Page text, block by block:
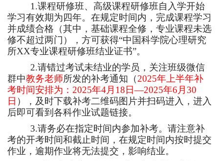
1.课程研修班、高级课程研修班自入学开始
学习有效期为四年。在规定时间内，完成课程学习
并成绩合格（其中，基础课程全修，专业课程未选
修不超过两门），方可获得“中国科学院心理研究
所XX专业课程研修班结业证书”。
2.请错过考试未结业的学员，关注班级微信
群中教务老师所发的补考通知（2025年上半年补
考时间安排为： 2025年4月 18日—2025年6 月 30
日 ），及时下载补考二维码图片并扫码进入，进入
后即可看到各科作业试题链接。
3.请务必在指定时间内参加补考。请注意补
考的开考时间和截止时间，在规定时间内按时提交
作业，逾期作业将无法提交，影响结业。